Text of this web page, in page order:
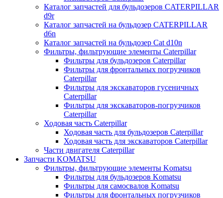
Каталог запчастей для бульдозеров CATERPILLAR
d9r
Каталог запчастей на бульдозер CATERPILLAR
d6n
Каталог запчастей на бульдозер Сat d10n
Фильтры, фильтрующие элементы Caterpillar
Фильтры для бульдозеров Caterpillar
Фильтры для фронтальных погрузчиков
Caterpillar
Фильтры для экскаваторов гусеничных
Caterpillar
Фильтры для экскаваторов-погрузчиков
Caterpillar
Ходовая часть Caterpillar
Ходовая часть для бульдозеров Caterpillar
Ходовая часть для экскаваторов Caterpillar
Части двигателя Caterpillar
Запчасти KOMATSU
Фильтры, фильтрующие элементы Komatsu
Фильтры для бульдозеров Komatsu
Фильтры для самосвалов Komatsu
Фильтры для фронтальных погрузчиков